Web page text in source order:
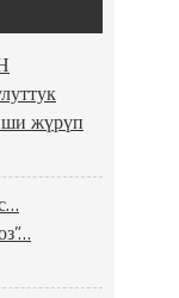
жүрүп